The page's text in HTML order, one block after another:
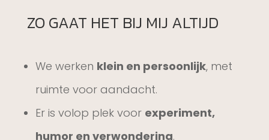
ZO GAAT HET BIJ MIJ ALTIJD
We werken klein en persoonlijk, met
ruimte voor aandacht.
Er is volop plek voor experiment,
humor en verwondering.